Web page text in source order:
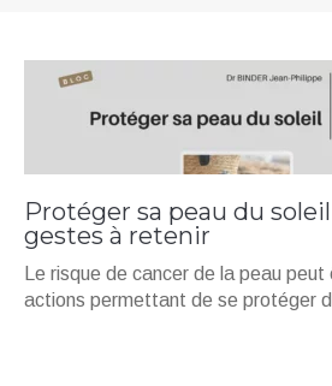
Protéger sa peau du
gestes à retenir
Le risque de cancer de la peau
actions permettant de se protéger